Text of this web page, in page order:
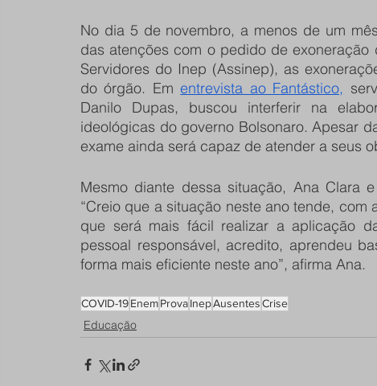
No dia 5 de novembro, a menos de um
das atenções com o pedido de
Servidores do Inep (Assinep), as
do órgão. Em entrevista ao Fantástico,
Danilo Dupas, buscou interferir na
ideológicas do governo Bolsonaro. Apesar
exame ainda será capaz de atender a seus
Mesmo diante dessa situação, Ana Clara
“Creio que a situação neste ano tende,
que será mais fácil realizar a aplicação
pessoal responsável, acredito, aprendeu
forma mais eficiente neste ano”, afirma Ana.
COVID-19EnemProvaInepAusentesCrise
Educação